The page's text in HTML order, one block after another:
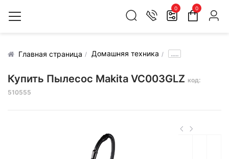
0 0
Главная страница Домашняя техника .....
Купить Пылесос Makita VC003GLZ код:
510555